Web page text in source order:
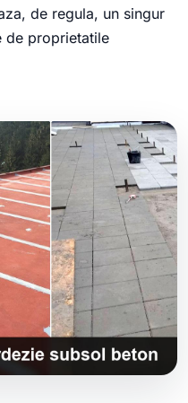
de regula, un singur
de proprietatile